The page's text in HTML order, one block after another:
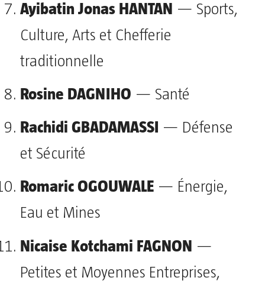
Ayibatin Jonas HANTAN — Sports,
Culture, Arts et Chefferie
traditionnelle
Rosine DAGNIHO — Santé
Rachidi GBADAMASSI — Défense
et Sécurité
Romaric OGOUWALE— Énergie,
Eau et Mines
Nicaise Kotchami FAGNON —
Petites et Moyennes Entreprises,